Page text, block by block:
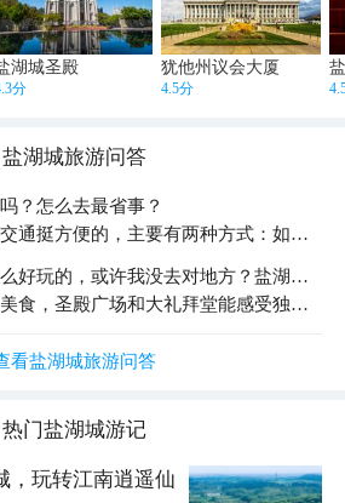
湖城圣殿
分
犹他州议会大厦
4.5分
盐湖城旅游问答
？怎么去最省事？
驾最省事，直接导航到景区停车场，停车费一天20元。如果从外地过来，坐高铁到金坛站，再转旅游专线或打车，20分钟左右就能到景区。
我没去对地方？盐湖去了，羊肉吃了，还有什么地方没去吗？
教文化，议会大厦的建筑也很震撼。喜欢自然的话可以去羚羊岛看野牛，年底还有圣诞灯光秀。这些地方都值得逛逛。
看盐湖城旅游问答
热门盐湖城游记
，玩转江南逍遥仙